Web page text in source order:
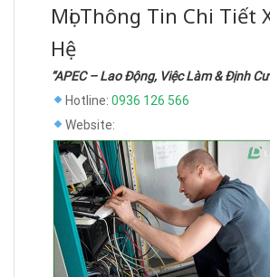
Mọi Thông Tin Chi Tiết
Hệ
“APEC – Lao Động, Việc Làm & Định
Hotline: 0936 126 566
Website: